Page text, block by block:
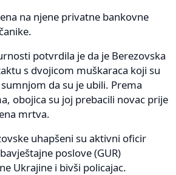
na njene privatne bankovne
potvrdila je da je Berezovska
s dvojicom muškaraca koji su
da su je ubili. Prema
obojica su joj prebacili novac prije
mrtva.
uhapšeni su aktivni oficir
poslove (GUR)
Ukrajine i bivši policajac.